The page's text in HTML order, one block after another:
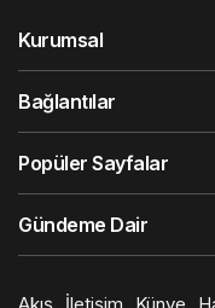
Kurumsal
Bağlantılar
Popüler Sayfalar
Gündeme Dair